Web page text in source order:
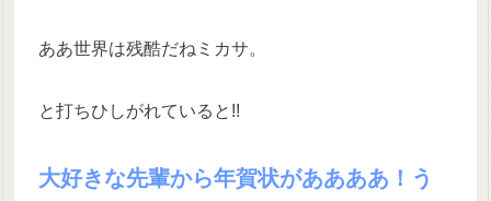
ああ世界は残酷だねミカサ。
と打ちひしがれていると!!
大好きな先輩から年賀状がああああ！う